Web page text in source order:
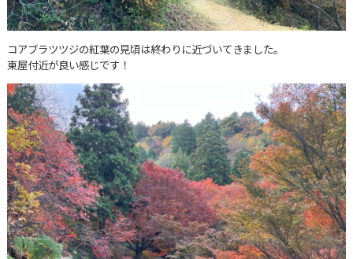
コアブラツツジの紅葉の見頃は終わりに近づいてきました。
東屋付近が良い感じです！